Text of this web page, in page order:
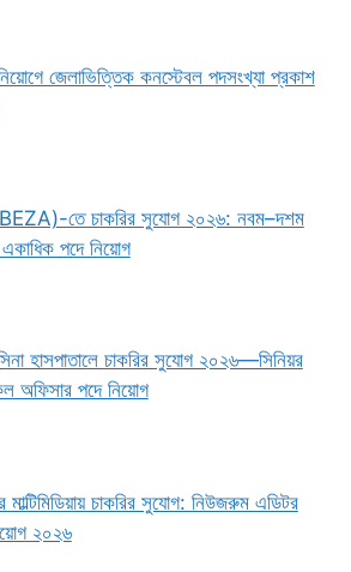
জেলাভিত্তিক কনস্টেবল পদসংখ্যা প্রকাশ
তে চাকরির সুযোগ ২০২৬: নবম–দশম
পদে নিয়োগ
হাসপাতালে চাকরির সুযোগ ২০২৬—সিনিয়র
অফিসার পদে নিয়োগ
মাল্টিমিডিয়ায় চাকরির সুযোগ: নিউজরুম এডিটর
২০২৬